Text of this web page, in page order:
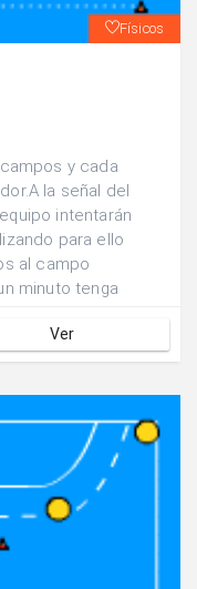
Físicos
y cada
la señal del
intentarán
para ello
al campo
minuto tenga
Ver